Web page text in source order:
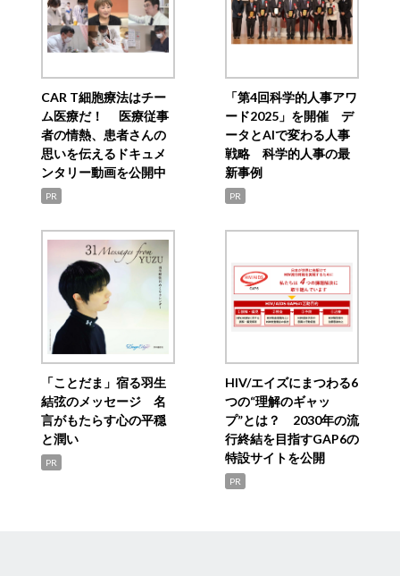
CAR T細胞療法はチー
ム医療だ！ 医療従事
者の情熱、患者さんの
思いを伝えるドキュメ
ンタリー動画を公開中
PR
「第4回科学的人事アワ
ード2025」を開催 デ
ータとAIで変わる人事
戦略 科学的人事の最
新事例
PR
「ことだま」宿る羽生
結弦のメッセージ 名
言がもたらす心の平穏
と潤い
PR
HIV/エイズにまつわる6
つの“理解のギャッ
プ”とは？ 2030年の流
行終結を目指すGAP6の
特設サイトを公開
PR